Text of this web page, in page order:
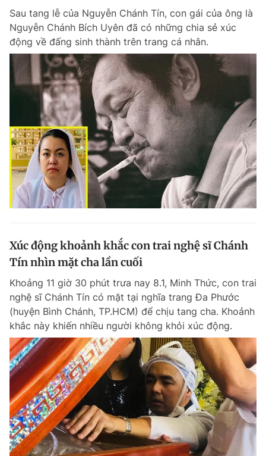
Sau tang lễ của Nguyễn Chánh Tín, con gái của ông là
Nguyễn Chánh Bích Uyên đã có những chia sẻ xúc
động về đấng sinh thành trên trang cá nhân.
Xúc động khoảnh khắc con trai nghệ sĩ Chánh
Tín nhìn mặt cha lần cuối
Khoảng 11 giờ 30 phút trưa nay 8.1, Minh Thức, con trai
nghệ sĩ Chánh Tín có mặt tại nghĩa trang Đa Phước
(huyện Bình Chánh, TP.HCM) để chịu tang cha. Khoảnh
khắc này khiến nhiều người không khỏi xúc động.